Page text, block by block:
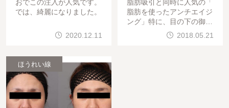
おでこの注入が人気です。
では、綺麗になりました。
2020.12.11
脂肪吸引と同時に人気の「
脂肪を使ったアンチエイジ
ング」特に、目の下の御相
談は、非常に多いです。先
日もご相談を頂き、下瞼脱
2018.05.21
ほうれい線